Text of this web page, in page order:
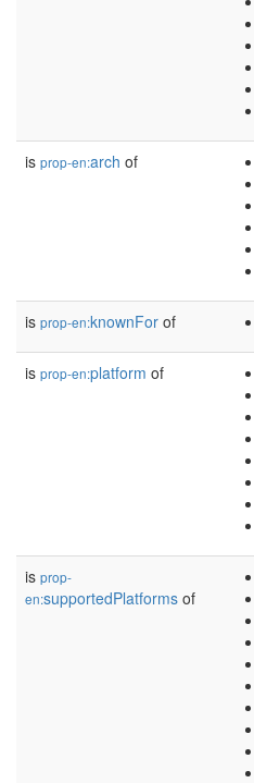
is prop-en:arch of
is prop-en:knownFor of
is prop-en:platform of
is prop-
en:supportedPlatforms of